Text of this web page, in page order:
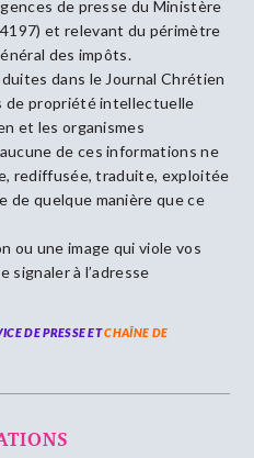
de presse du Ministère
et relevant du périmètre
des impôts.
dans le Journal Chrétien
de propriété intellectuelle
et les organismes
de ces informations ne
rediffusée, traduite, exploitée
de quelque manière que ce
ou une image qui viole vos
signaler à l’adresse
DE PRESSE ETCHAÎNE DE